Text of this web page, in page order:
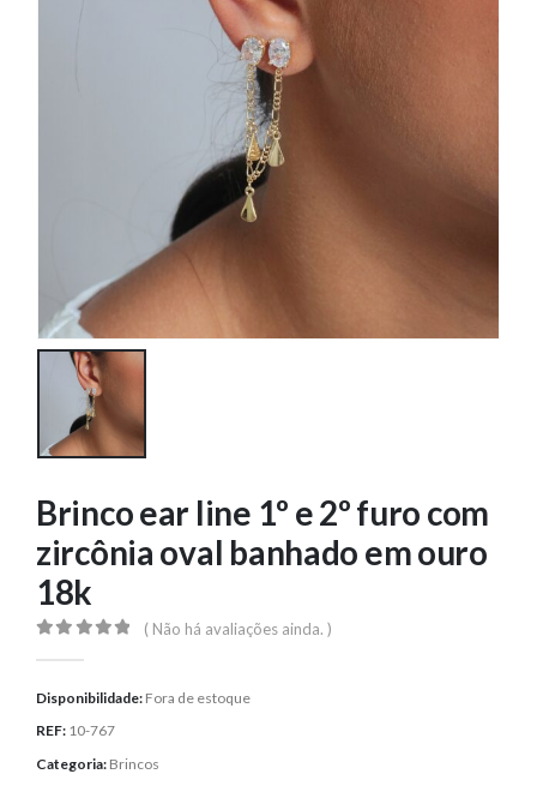
Brinco ear line 1º e 2º furo com
zircônia oval banhado em ouro
18k
( Não há avaliações ainda. )
Disponibilidade: Fora de estoque
REF: 10-767
Categoria: Brincos